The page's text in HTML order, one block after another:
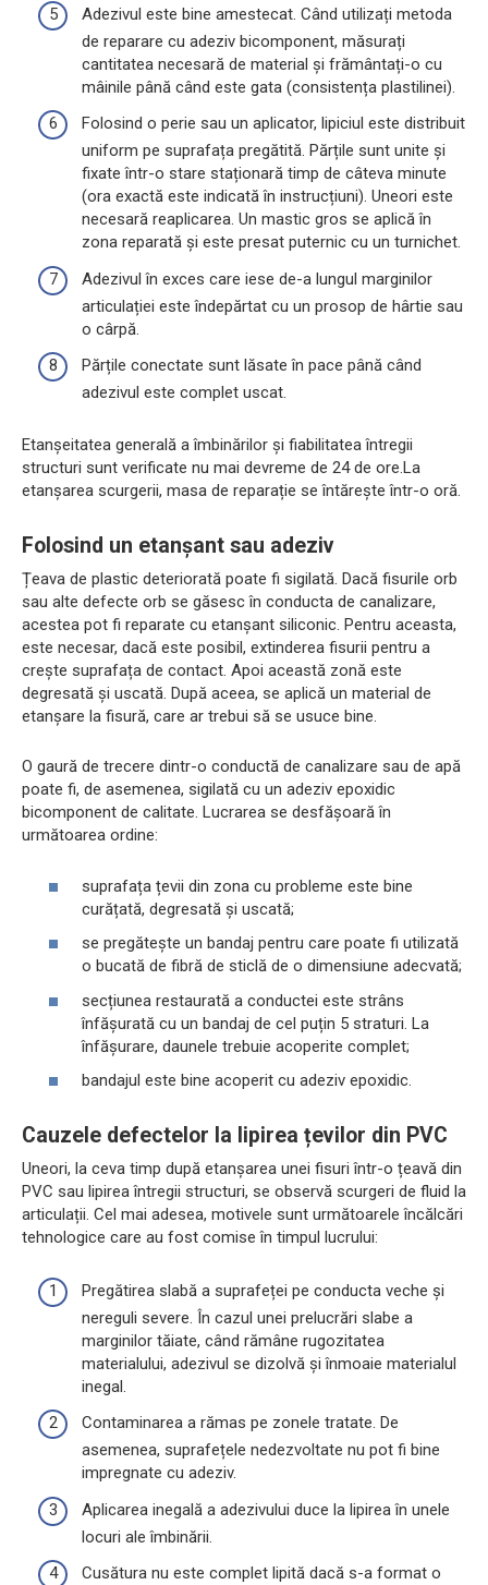
Adezivul este bine amestecat. Când utilizați metoda
de reparare cu adeziv bicomponent, măsurați
cantitatea necesară de material și frământați-o cu
mâinile până când este gata (consistența plastilinei).
Folosind o perie sau un aplicator, lipiciul este distribuit
uniform pe suprafața pregătită. Părțile sunt unite și
fixate într-o stare staționară timp de câteva minute
(ora exactă este indicată în instrucțiuni). Uneori este
necesară reaplicarea. Un mastic gros se aplică în
zona reparată și este presat puternic cu un turnichet.
Adezivul în exces care iese de-a lungul marginilor
articulației este îndepărtat cu un prosop de hârtie sau
o cârpă.
Părțile conectate sunt lăsate în pace până când
adezivul este complet uscat.
Etanșeitatea generală a îmbinărilor și fiabilitatea întregii
structuri sunt verificate nu mai devreme de 24 de ore.La
etanșarea scurgerii, masa de reparație se întărește într-o oră.
Folosind un etanșant sau adeziv
Țeava de plastic deteriorată poate fi sigilată. Dacă fisurile orb
sau alte defecte orb se găsesc în conducta de canalizare,
acestea pot fi reparate cu etanșant siliconic. Pentru aceasta,
este necesar, dacă este posibil, extinderea fisurii pentru a
crește suprafața de contact. Apoi această zonă este
degresată și uscată. După aceea, se aplică un material de
etanșare la fisură, care ar trebui să se usuce bine.
O gaură de trecere dintr-o conductă de canalizare sau de apă
poate fi, de asemenea, sigilată cu un adeziv epoxidic
bicomponent de calitate. Lucrarea se desfășoară în
următoarea ordine:
suprafața țevii din zona cu probleme este bine
curățată, degresată și uscată;
se pregătește un bandaj pentru care poate fi utilizată
o bucată de fibră de sticlă de o dimensiune adecvată;
secțiunea restaurată a conductei este strâns
înfășurată cu un bandaj de cel puțin 5 straturi. La
înfășurare, daunele trebuie acoperite complet;
bandajul este bine acoperit cu adeziv epoxidic.
Cauzele defectelor la lipirea țevilor din PVC
Uneori, la ceva timp după etanșarea unei fisuri într-o țeavă din
PVC sau lipirea întregii structuri, se observă scurgeri de fluid la
articulații. Cel mai adesea, motivele sunt următoarele încălcări
tehnologice care au fost comise în timpul lucrului:
Pregătirea slabă a suprafeței pe conducta veche și
nereguli severe. În cazul unei prelucrări slabe a
marginilor tăiate, când rămâne rugozitatea
materialului, adezivul se dizolvă și înmoaie materialul
inegal.
Contaminarea a rămas pe zonele tratate. De
asemenea, suprafețele nedezvoltate nu pot fi bine
impregnate cu adeziv.
Aplicarea inegală a adezivului duce la lipirea în unele
locuri ale îmbinării.
Cusătura nu este complet lipită dacă s-a format o